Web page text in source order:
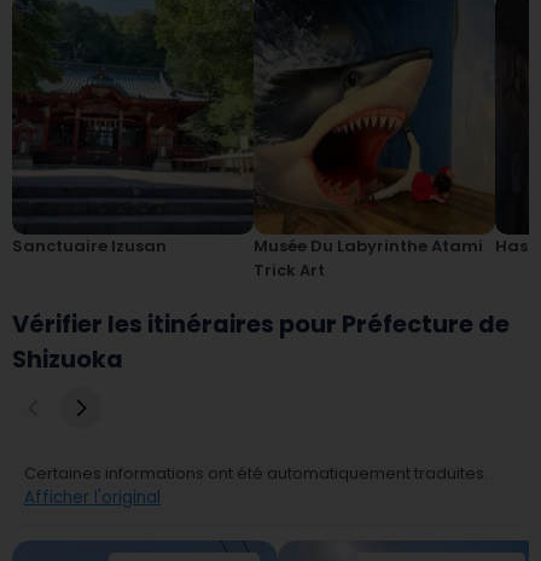
Sanctuaire Izusan
Musée Du Labyrinthe Atami
Trick Art
Vérifier les itinéraires pour Préfecture de
Shizuoka
Certaines informations ont été automatiquement traduites.
Afficher l'original